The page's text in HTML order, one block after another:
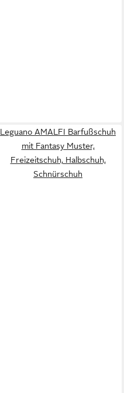
Leguano AMALFI Barfußschuh
mit Fantasy Muster,
Freizeitschuh, Halbschuh,
Schnürschuh